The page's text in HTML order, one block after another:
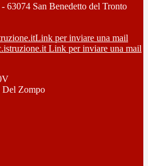
63074 San Benedetto del Tronto
Link per inviare una mail
Link per inviare una mail
Del Zompo